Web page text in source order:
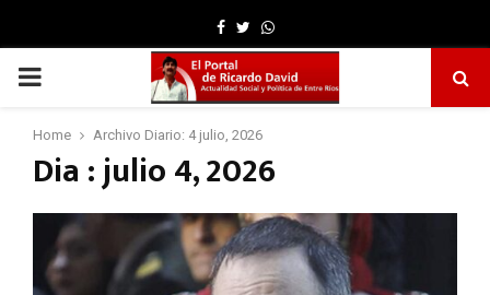
Facebook
TwitterWhatsapp
PRIMARY
MENU
Home Archivo Diario: 4 julio, 2026
Dia : julio 4, 2026